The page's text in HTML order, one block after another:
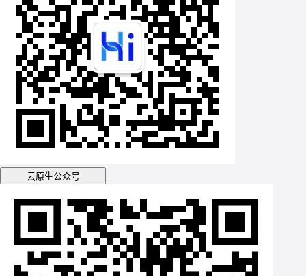
云原生公众号